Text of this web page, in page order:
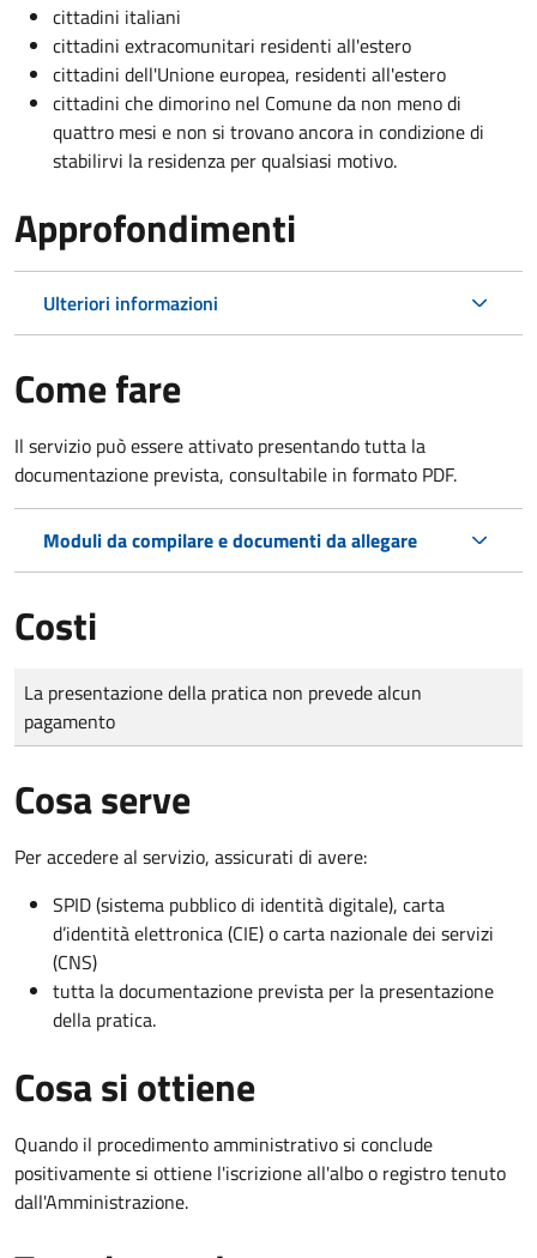
cittadini italiani
cittadini extracomunitari residenti all'estero
cittadini dell'Unione europea, residenti all'estero
cittadini che dimorino nel Comune da non meno di
quattro mesi e non si trovano ancora in condizione di
stabilirvi la residenza per qualsiasi motivo.
Approfondimenti
Ulteriori informazioni
Come fare
Il servizio può essere attivato presentando tutta la
documentazione prevista, consultabile in formato PDF.
Moduli da compilare e documenti da allegare
Costi
Tipo di pagamento
Importo
La presentazione della pratica non prevede alcun
pagamento
Cosa serve
Per accedere al servizio, assicurati di avere:
SPID (sistema pubblico di identità digitale), carta
d’identità elettronica (CIE) o carta nazionale dei servizi
(CNS)
tutta la documentazione prevista per la presentazione
della pratica.
Cosa si ottiene
Quando il procedimento amministrativo si conclude
positivamente si ottiene l'iscrizione all'albo o registro tenuto
dall'Amministrazione.